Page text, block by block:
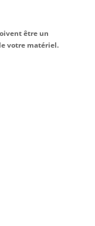
être un
votre matériel.